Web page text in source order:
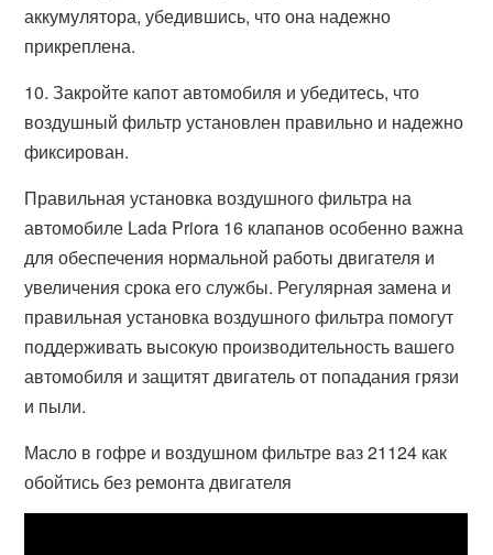
аккумулятора, убедившись, что она надежно
прикреплена.
10. Закройте капот автомобиля и убедитесь, что
воздушный фильтр установлен правильно и надежно
фиксирован.
Правильная установка воздушного фильтра на
автомобиле Lada Priora 16 клапанов особенно важна
для обеспечения нормальной работы двигателя и
увеличения срока его службы. Регулярная замена и
правильная установка воздушного фильтра помогут
поддерживать высокую производительность вашего
автомобиля и защитят двигатель от попадания грязи
и пыли.
Масло в гофре и воздушном фильтре ваз 21124 как
обойтись без ремонта двигателя